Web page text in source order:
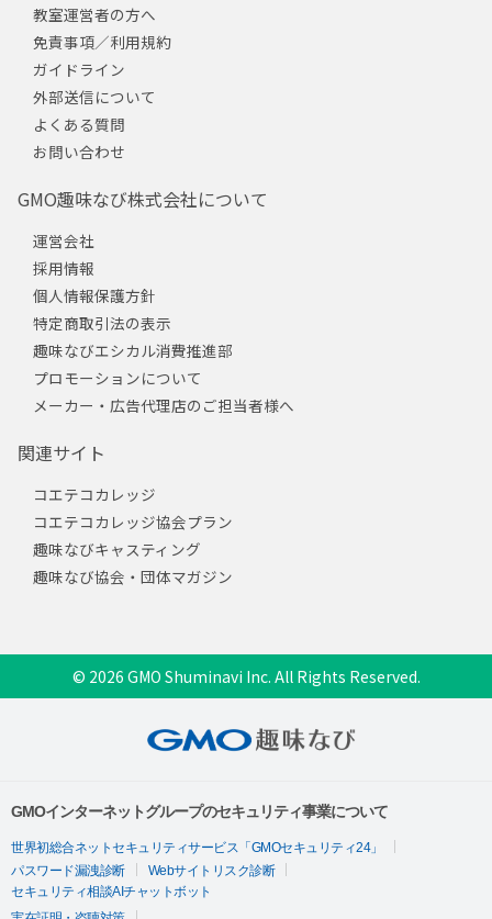
教室運営者の方へ
免責事項／利用規約
ガイドライン
外部送信について
よくある質問
お問い合わせ
GMO趣味なび株式会社について
運営会社
採用情報
個人情報保護方針
特定商取引法の表示
趣味なびエシカル消費推進部
プロモーションについて
メーカー・広告代理店のご担当者様へ
関連サイト
コエテコカレッジ
コエテコカレッジ協会プラン
趣味なびキャスティング
趣味なび協会・団体マガジン
© 2026 GMO Shuminavi Inc. All Rights Reserved.